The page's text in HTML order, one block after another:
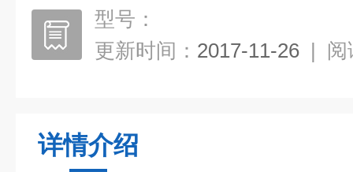
型号：
更新时间： 2017-11-26 | 阅
详情介绍